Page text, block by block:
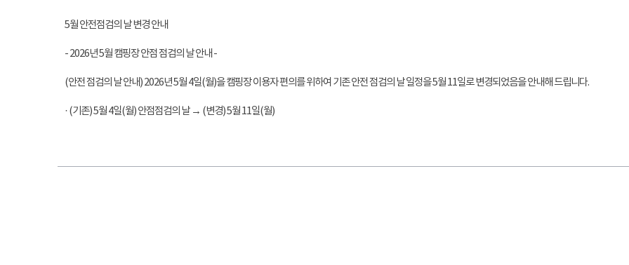
5월 안전점검의 날 변경 안내
- 2026년 5월 캠핑장 안점 점검의 날 안내 -
(안전 점검의 날 안내) 2026년 5월 4일(월)을 캠핑장 이용자 편의를 위하여 기존 안전 점검의 날 일정을 5월 11일로 변경되었음을 안내해 드립니다.
· (기존) 5월 4일(월) 안점점검의 날 → (변경) 5월 11일(월)